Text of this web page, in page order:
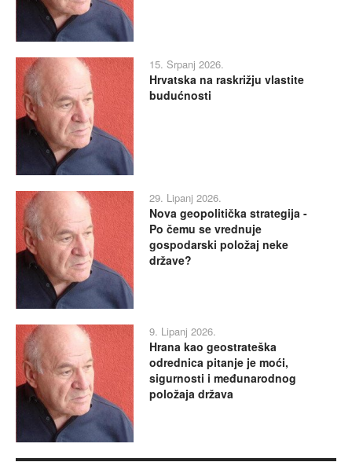
15. Srpanj 2026.
Hrvatska na raskrižju vlastite
budućnosti
29. Lipanj 2026.
Nova geopolitička strategija -
Po čemu se vrednuje
gospodarski položaj neke
države?
9. Lipanj 2026.
Hrana kao geostrateška
odrednica pitanje je moći,
sigurnosti i međunarodnog
položaja država